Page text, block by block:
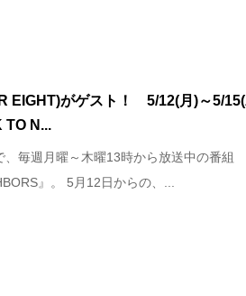
EIGHT)がゲスト！ 5/12(月)～5/
TO N...
、毎週月曜～木曜13時から放送中の番組
』。 5月12日からの、...